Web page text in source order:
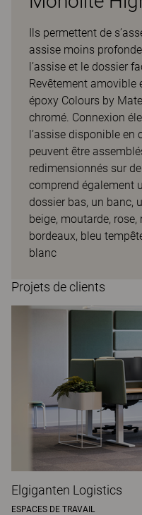
Ils permettent de
assise moins
l’assise et le dossier
Revêtement amovible
époxy Colours by
chromé. Connexion
l’assise disponible
peuvent être
redimensionnés sur
comprend également
dossier bas, un banc,
beige, moutarde,
bordeaux, bleu
blanc
Projets de clients
Elgiganten Logistics
ESPACES DE TRAVAIL